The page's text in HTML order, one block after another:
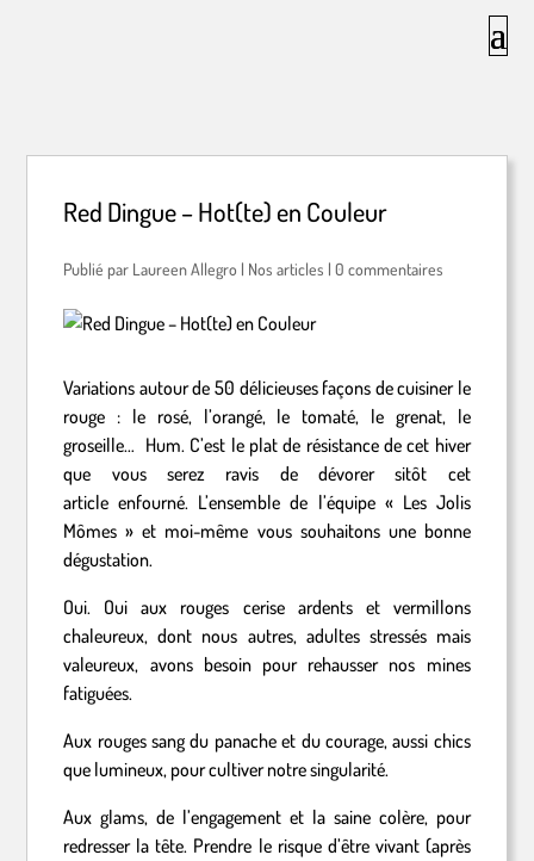
Red Dingue – Hot(te) en Couleur
par Laureen Allegro | Nos articles |0 commentaires
Variations autour de 50 délicieuses façons de cuisiner le
rouge : le rosé, l’orangé, le tomaté, le grenat, le
groseille… Hum. C’est le plat de résistance de cet hiver
que vous serez ravis de dévorer sitôt cet
article enfourné. L’ensemble de l’équipe « Les Jolis
Mômes » et moi-même vous souhaitons une bonne
dégustation.
Oui. Oui aux rouges cerise ardents et vermillons
chaleureux, dont nous autres, adultes stressés mais
valeureux, avons besoin pour rehausser nos mines
fatiguées.
Aux rouges sang du panache et du courage, aussi chics
que lumineux, pour cultiver notre singularité.
Aux glams, de l’engagement et la saine colère, pour
redresser la tête. Prendre le risque d’être vivant (après